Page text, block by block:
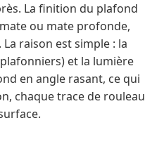
La finition du plafond
ou mate profonde,
raison est simple : la
et la lumière
en angle rasant, ce qui
chaque trace de rouleau